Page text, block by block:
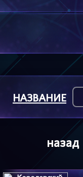
назад
НАЗВАНИЕ